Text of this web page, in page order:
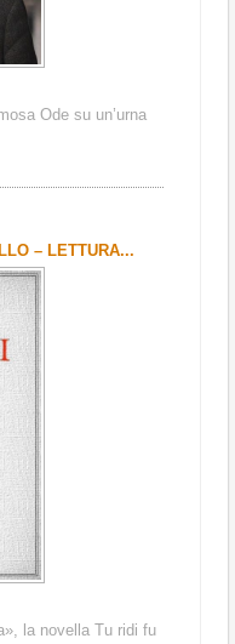
Ode su un’urna
– LETTURA...
la novella Tu ridi fu